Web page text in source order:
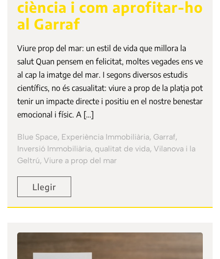
ciència i com aprofitar-ho
al Garraf
Viure prop del mar: un estil de vida que millora la
salut Quan pensem en felicitat, moltes vegades ens ve
al cap la imatge del mar. I segons diversos estudis
científics, no és casualitat: viure a prop de la platja pot
tenir un impacte directe i positiu en el nostre benestar
emocional i físic. A […]
Blue Space, Experiència Immobiliària, Garraf,
Inversió Immobiliària, qualitat de vida, Vilanova i la
Geltrú, Viure a prop del mar
Llegir